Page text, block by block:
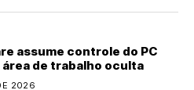
assume controle do PC
área de trabalho oculta
2026